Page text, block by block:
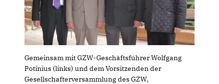
Gemeinsam mit GZW-Geschäftsführer Wolfgang
Potinius (links) und dem Vorsitzenden der
Gesellschafterversammlung des GZW,